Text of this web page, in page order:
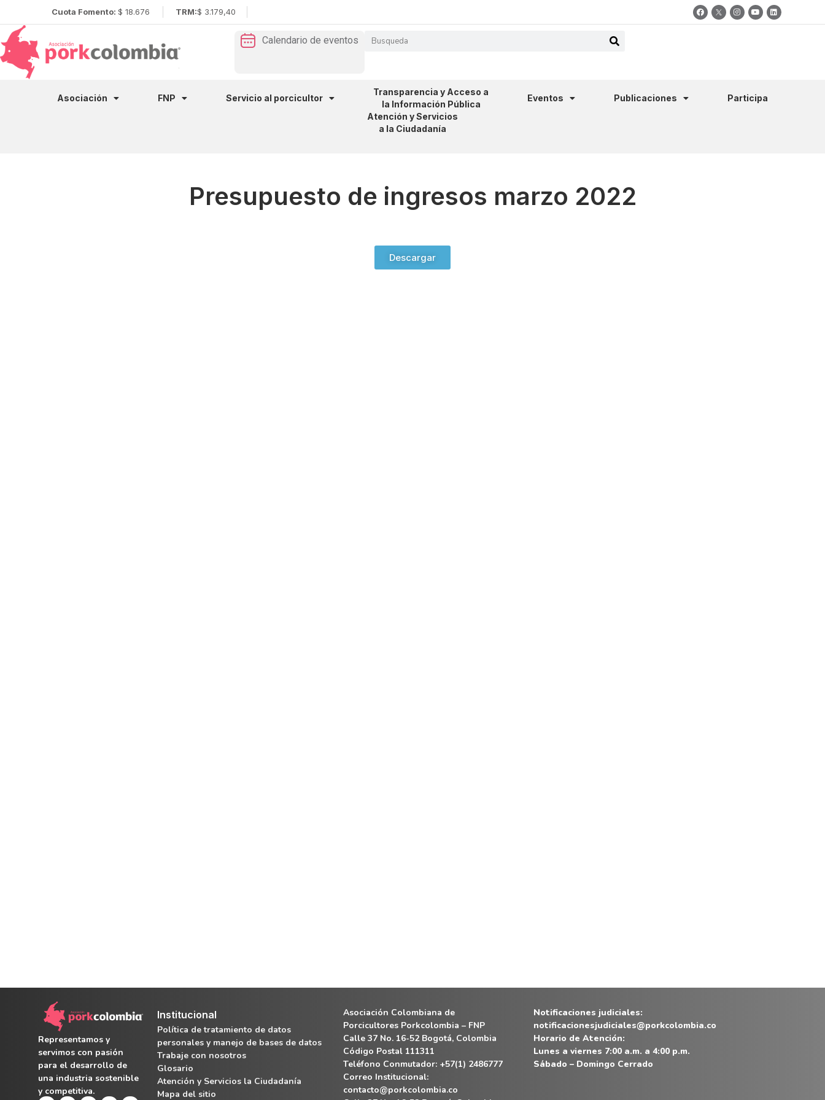
Cuota Fomento: $ 18.676 TRM:$ 3.179,40
Calendario de eventos
Asociación FNP Servicio al porcicultor
Transparencia y Acceso a
la Información Pública
Eventos Publicaciones
Participa
Atención y Servicios
a la Ciudadanía
Presupuesto de ingresos marzo 2022
Descargar
Representamos y
servimos con pasión
para el desarrollo de
una industria sostenible
y competitiva.
Institucional
Política de tratamiento de datos
personales y manejo de bases de datos
Trabaje con nosotros
Glosario
Atención y Servicios la Ciudadanía
Mapa del sitio
Asociación Colombiana de
Porcicultores Porkcolombia – FNP
Calle 37 No. 16-52 Bogotá, Colombia
Código Postal 111311
Teléfono Conmutador: +57(1) 2486777
Correo Institucional:
contacto@porkcolombia.co
Notificaciones judiciales:
notificacionesjudiciales@porkcolombia.co
Horario de Atención:
Lunes a viernes 7:00 a.m. a 4:00 p.m.
Sábado – Domingo Cerrado